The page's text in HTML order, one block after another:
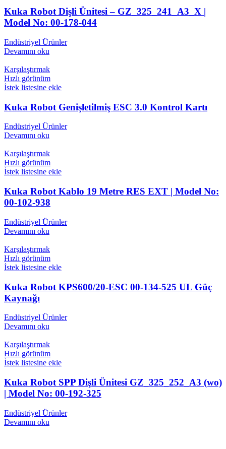
Kuka Robot Dişli Ünitesi – GZ_325_241_A3_X |
Model No: 00-178-044
Endüstriyel Ürünler
Devamını oku
Karşılaştırmak
Hızlı görünüm
İstek listesine ekle
Kuka Robot Genişletilmiş ESC 3.0 Kontrol Kartı
Endüstriyel Ürünler
Devamını oku
Karşılaştırmak
Hızlı görünüm
İstek listesine ekle
Kuka Robot Kablo 19 Metre RES EXT | Model No:
00-102-938
Endüstriyel Ürünler
Devamını oku
Karşılaştırmak
Hızlı görünüm
İstek listesine ekle
Kuka Robot KPS600/20-ESC 00-134-525 UL Güç
Kaynağı
Endüstriyel Ürünler
Devamını oku
Karşılaştırmak
Hızlı görünüm
İstek listesine ekle
Kuka Robot SPP Dişli Ünitesi GZ_325_252_A3 (wo)
| Model No: 00-192-325
Endüstriyel Ürünler
Devamını oku